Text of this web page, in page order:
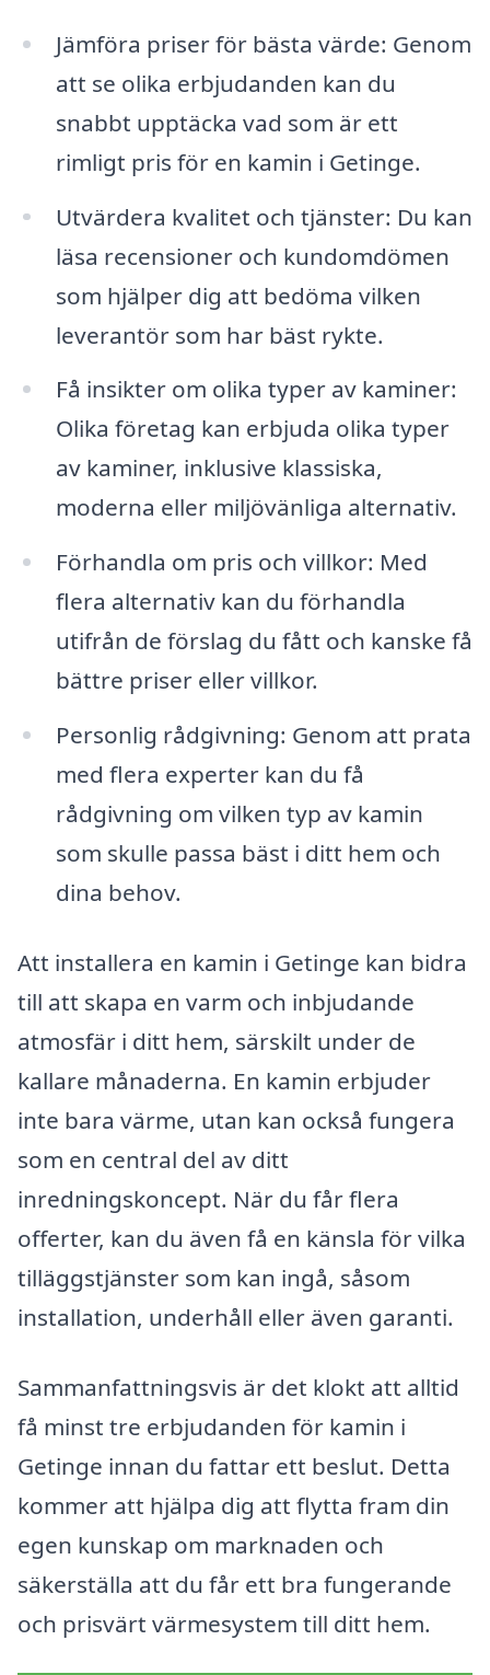
Jämföra priser för bästa värde: Genom
att se olika erbjudanden kan du
snabbt upptäcka vad som är ett
rimligt pris för en kamin i Getinge.
Utvärdera kvalitet och tjänster: Du kan
läsa recensioner och kundomdömen
som hjälper dig att bedöma vilken
leverantör som har bäst rykte.
Få insikter om olika typer av kaminer:
Olika företag kan erbjuda olika typer
av kaminer, inklusive klassiska,
moderna eller miljövänliga alternativ.
Förhandla om pris och villkor: Med
flera alternativ kan du förhandla
utifrån de förslag du fått och kanske få
bättre priser eller villkor.
Personlig rådgivning: Genom att prata
med flera experter kan du få
rådgivning om vilken typ av kamin
som skulle passa bäst i ditt hem och
dina behov.
Att installera en kamin i Getinge kan bidra
till att skapa en varm och inbjudande
atmosfär i ditt hem, särskilt under de
kallare månaderna. En kamin erbjuder
inte bara värme, utan kan också fungera
som en central del av ditt
inredningskoncept. När du får flera
offerter, kan du även få en känsla för vilka
tilläggstjänster som kan ingå, såsom
installation, underhåll eller även garanti.
Sammanfattningsvis är det klokt att alltid
få minst tre erbjudanden för kamin i
Getinge innan du fattar ett beslut. Detta
kommer att hjälpa dig att flytta fram din
egen kunskap om marknaden och
säkerställa att du får ett bra fungerande
och prisvärt värmesystem till ditt hem.